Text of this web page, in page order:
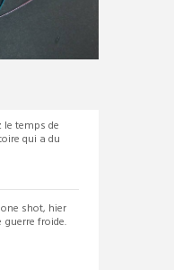
le temps de
qui a du
shot, hier
guerre froide.